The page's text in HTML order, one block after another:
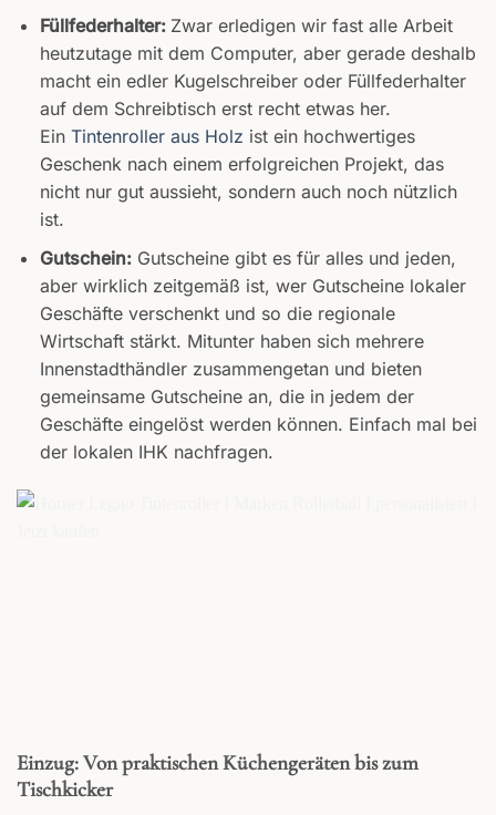
Füllfederhalter: Zwar erledigen wir fast alle Arbeit
heutzutage mit dem Computer, aber gerade deshalb
macht ein edler Kugelschreiber oder Füllfederhalter
auf dem Schreibtisch erst recht etwas her.
Ein Tintenroller aus Holz ist ein hochwertiges
Geschenk nach einem erfolgreichen Projekt, das
nicht nur gut aussieht, sondern auch noch nützlich
ist.
Gutschein:Gutscheine gibt es für alles und jeden,
aber wirklich zeitgemäß ist, wer Gutscheine lokaler
Geschäfte verschenkt und so die regionale
Wirtschaft stärkt. Mitunter haben sich mehrere
Innenstadthändler zusammengetan und bieten
gemeinsame Gutscheine an, die in jedem der
Geschäfte eingelöst werden können. Einfach mal bei
der lokalen IHK nachfragen.
Einzug: Von praktischen Küchengeräten bis zum
Tischkicker